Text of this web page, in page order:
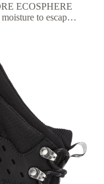
ECOSPHERE
to escape,